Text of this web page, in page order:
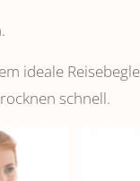
ideale
schnell.